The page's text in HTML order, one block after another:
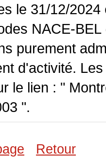
le 31/12/
NACE-
purement
d'activité.
le lien : "
".
Retour